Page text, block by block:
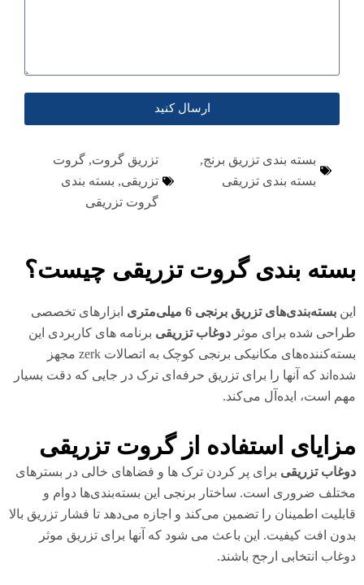
ارسال کنید
بسته بندی تزریق برنج,
بسته بندی تزریقی
تزریق گروت,گروت
تزریقی,بسته بندی
گروت تزریقی
بندی گروت تزریقی چیست؟
بسته‌بندی‌های تزریق برنجی 6 میلی‌متری
ابزارهای تخصصی
شده برای موثردوغاب تزریقیبرنامه های کاربردی این
بسته‌کننده‌های مکانیکی برنجی کوچک به اتصالات zerk مجهز
که آنها را برای تزریق حرفه‌ای ترک در جایی که دقت بسیار
است، ایده‌آل می‌کند.
استفاده از گروت تزریقی
تزریقیبرای پر کردن ترک ها و فضاهای خالی در بسترهای
ضروری است. ساختار برنجی این بسته‌بندی‌ها دوام و
اطمینان را تضمین می‌کند و اجازه می‌دهد تا فشار تزریق بالا
افت کیفیت. این باعث می شود که آنها برای تزریق موثر
انتخابی ارجح باشند.